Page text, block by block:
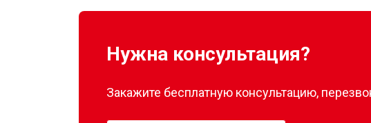
Нужна консультация?
Закажите бесплатную консультацию,